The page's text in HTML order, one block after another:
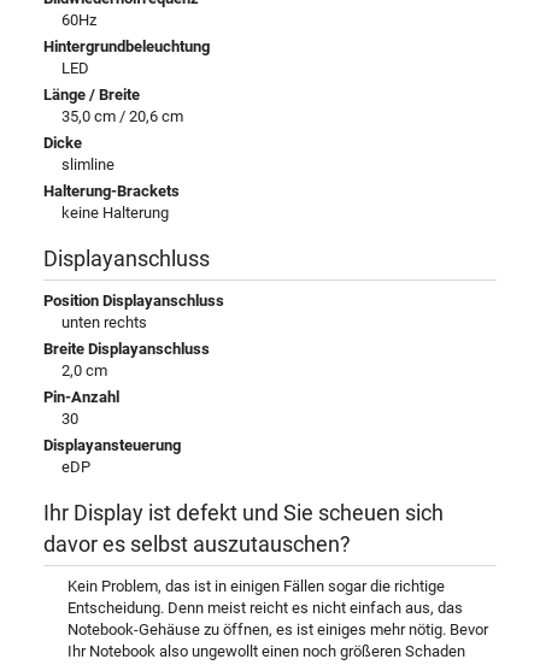
60Hz
Hintergrundbeleuchtung
LED
Länge / Breite
35,0 cm / 20,6 cm
Dicke
slimline
Halterung-Brackets
keine Halterung
Displayanschluss
Position Displayanschluss
unten rechts
Breite Displayanschluss
2,0 cm
Pin-Anzahl
30
Displayansteuerung
eDP
Ihr Display ist defekt und Sie scheuen sich
davor es selbst auszutauschen?
Kein Problem, das ist in einigen Fällen sogar die richtige
Entscheidung. Denn meist reicht es nicht einfach aus, das
Notebook-Gehäuse zu öffnen, es ist einiges mehr nötig. Bevor
Ihr Notebook also ungewollt einen noch größeren Schaden